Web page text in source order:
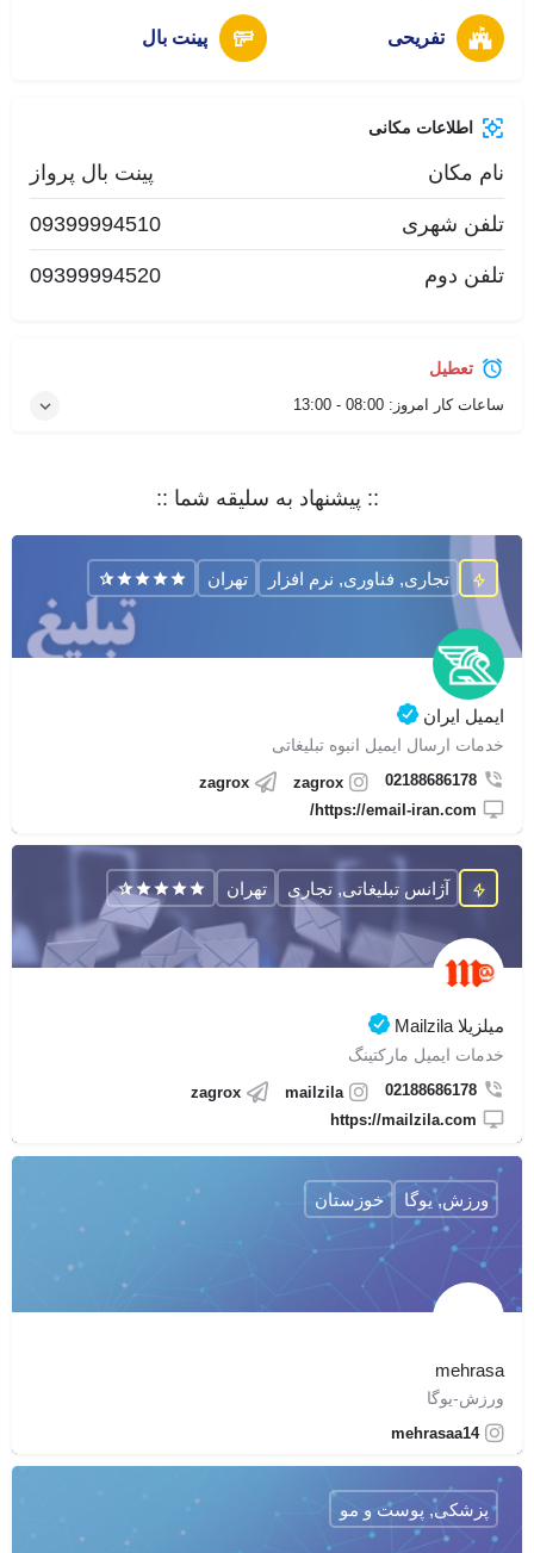
تفریحی پینت بال
اطلاعات مکانی
نام مکان پینت بال پرواز
تلفن شهری 09399994510
تلفن دوم 09399994520
تعطیل
ساعات کار امروز: 08:00 - 13:00
:: پیشنهاد به سلیقه شما ::
ایمیل ایران
خدمات ارسال ایمیل انبوه تبلیغاتی
02188686178
zagrox
zagrox
https://email-iran.com/
تجاری, فناوری, نرم افزار تهران
میلزیلا Mailzila
خدمات ایمیل مارکتینگ
02188686178
mailzila
zagrox
https://mailzila.com
آژانس تبلیغاتی, تجاری تهران
mehrasa
ورزش-یوگا
mehrasaa14
ورزش, یوگا خوزستان
پزشکی, پوست و مو